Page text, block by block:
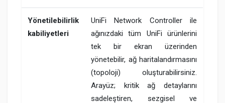
Yönetilebilirlik
kabiliyetleri
UniFi Network Controller ile
ağınızdaki tüm UniFi ürünlerini
tek bir ekran üzerinden
yönetebilir, ağ haritalandırmasını
(topoloji) oluşturabilirsiniz.
Arayüz; kritik ağ detaylarını
sadeleştiren, sezgisel ve